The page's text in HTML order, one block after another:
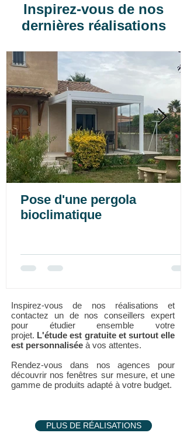
Inspirez-vous de nos
dernières réalisations
Pose d'une pergola
bioclimatique
Inspirez-vous de nos réalisations et
contactez un de nos conseillers expert
pour étudier ensemble votre
projet. L'étude est gratuite et surtout elle
est personnalisée à vos attentes.
Rendez-vous dans nos agences pour
découvrir nos fenêtres sur mesure, et une
gamme de produits adapté à votre budget.
PLUS DE RÉALISATIONS